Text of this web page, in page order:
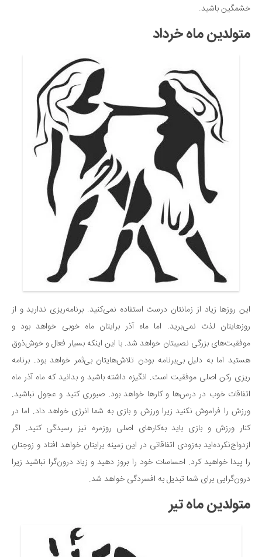
خشمگین باشید.
متولدین ماه خرداد
این روزها زیاد از زمانتان درست استفاده نمی‌کنید. برنامه‌ریزی ندارید و از
روزهایتان لذت نمی‌برید. اما ماه آذر برایتان ماه خوبی خواهد بود و
موفقیت‌های بزرگی نصیبتان خواهد شد. با این اینکه بسیار فعال و خوش‌ذوق
هستید اما به دلیل بی‌برنامه بودن تلاش‌هایتان بی‌ثمر خواهد بود. برنامه
ریزی رکن اصلی موفقیت است. انگیزه داشته باشید و بدانید که ماه آذر ماه
اتفاقات خوب در درس‌ها و کارها خواهد بود. صبوری کنید و عجول نباشید.
ورزش را فراموش نکنید زیرا ورزش و بازی به شما انرژی خواهد داد. اما در
کنار ورزش و بازی باید به‌کارهای اصلی روزمره نیز رسیدگی کنید. اگر
ازدواج‌نکرده‌اید به‌زودی اتفاقاتی در این زمینه برایتان خواهد افتاد و زوجتان
را پیدا خواهید کرد. احساسات خود را بروز دهید و زیاد درون‌گرا نباشید زیرا
درون‌گرایی برای شما تبدیل به افسردگی خواهد شد.
متولدین ماه تیر